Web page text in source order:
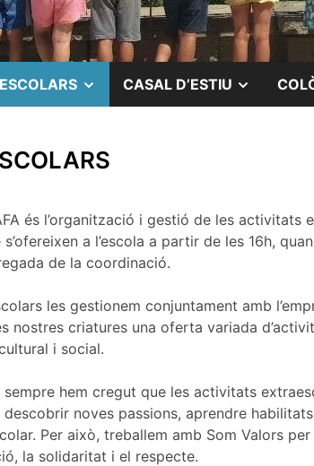
MOSTRAR
SUBMENÚ
CASAL D’ESTIU
és l’organització i gestió de les activitats
a l’escola a partir de les 16h,
de la coordinació.
les gestionem conjuntament amb
nostres criatures una oferta variada
i social.
sempre hem cregut que les activitats
noves passions, aprendre
Per això, treballem amb Som Valors
la solidaritat i el respecte.